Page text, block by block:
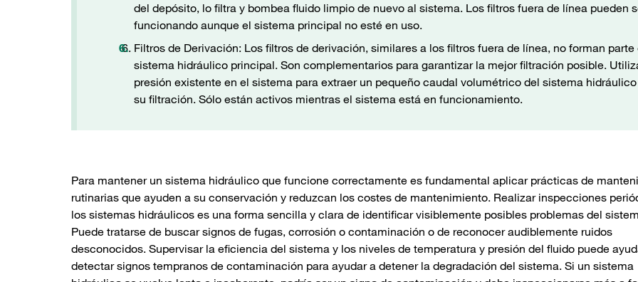
del depósito, lo filtra y bombea fluido limpio de nuevo al sistema. Los filtros fuera de línea pueden
funcionando aunque el sistema principal no esté en uso.
Filtros de Derivación: Los filtros de derivación, similares a los filtros fuera de línea, no forman parte
sistema hidráulico principal. Son complementarios para garantizar la mejor filtración posible.
presión existente en el sistema para extraer un pequeño caudal volumétrico del sistema
su filtración. Sólo están activos mientras el sistema está en funcionamiento.
Para mantener un sistema hidráulico que funcione correctamente es fundamental aplicar prácticas de
rutinarias que ayuden a su conservación y reduzcan los costes de mantenimiento. Realizar inspecciones
los sistemas hidráulicos es una forma sencilla y clara de identificar visiblemente posibles problemas del
Puede tratarse de buscar signos de fugas, corrosión o contaminación o de reconocer audiblemente ruidos
desconocidos. Supervisar la eficiencia del sistema y los niveles de temperatura y presión del fluido puede
detectar signos tempranos de contaminación para ayudar a detener la degradación del sistema. Si un sistema